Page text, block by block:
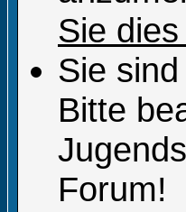
Sie
Sie
Bitte
Forum!